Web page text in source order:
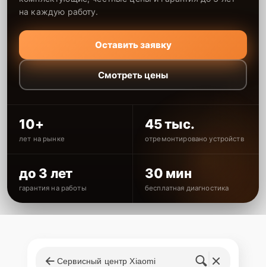
на каждую работу.
Оставить заявку
Смотреть цены
10+
лет на рынке
45 тыс.
отремонтировано устройств
до 3 лет
гарантия на работы
30 мин
бесплатная диагностика
Сервисный центр Xiaomi